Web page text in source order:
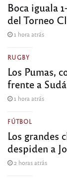
Boca iguala
del Torneo
1 hora atrás
RUGBY
Los Pumas,
frente a
1 hora atrás
FÚTBOL
Los grandes
despiden a
2 horas atrás